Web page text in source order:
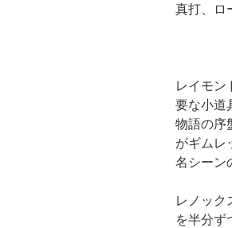
真打、ロ
レイモン
要な小道
物語の序
がギムレ
名シーン
レノック
を半分ず